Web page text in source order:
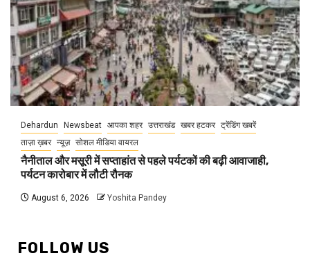
Dehardun Newsbeat आपका शहर उत्तराखंड खबर हटकर ट्रेंडिंग खबरें
ताज़ा ख़बर न्यूज़ सोशल मीडिया वायरल
नैनीताल और मसूरी में सप्ताहांत से पहले पर्यटकों की बढ़ी आवाजाही,
पर्यटन कारोबार में लौटी रौनक
August 6, 2026 Yoshita Pandey
FOLLOW US